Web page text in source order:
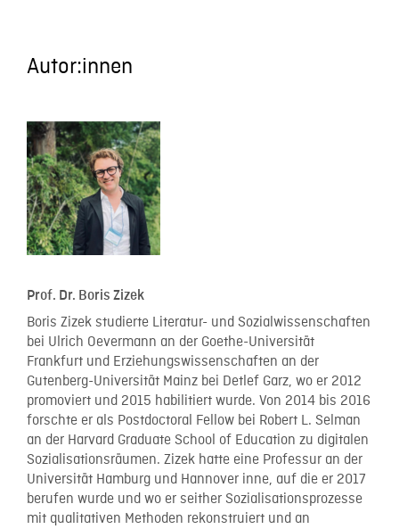
Autor:innen
Prof. Dr. Boris Zizek
Boris Zizek studierte Literatur- und Sozialwissenschaften
bei Ulrich Oevermann an der Goethe-Universität
Frankfurt und Erziehungswissenschaften an der
Gutenberg-Universität Mainz bei Detlef Garz, wo er 2012
promoviert und 2015 habilitiert wurde. Von 2014 bis 2016
forschte er als Postdoctoral Fellow bei Robert L. Selman
an der Harvard Graduate School of Education zu digitalen
Sozialisationsräumen. Zizek hatte eine Professur an der
Universität Hamburg und Hannover inne, auf die er 2017
berufen wurde und wo er seither Sozialisationsprozesse
mit qualitativen Methoden rekonstruiert und an